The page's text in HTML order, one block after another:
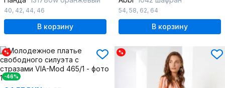
40, 42, 44, 46
В корзину
54, 58, 62, 64
В корзину
%
-46%
%